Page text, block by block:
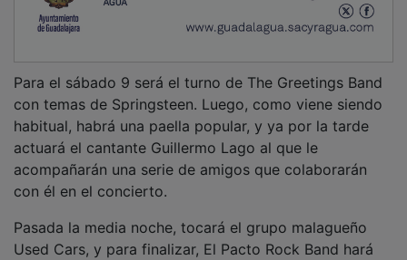
Para el sábado 9 será el turno de The Greetings Band
con temas de Springsteen. Luego, como viene siendo
habitual, habrá una paella popular, y ya por la tarde
actuará el cantante Guillermo Lago al que le
acompañarán una serie de amigos que colaborarán
con él en el concierto.
Pasada la media noche, tocará el grupo malagueño
Used Cars, y para finalizar, El Pacto Rock Band hará